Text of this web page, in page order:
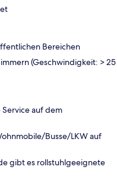
Bereichen
(Geschwindigkeit: > 25
Service auf dem
Busse/LKW auf
gibt es rollstuhlgeeignete